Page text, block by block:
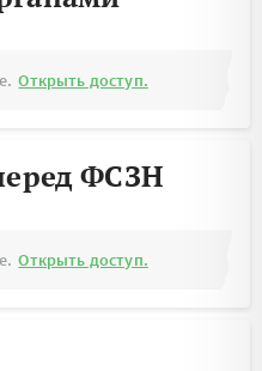
Открыть доступ.
ФСЗН
Открыть доступ.